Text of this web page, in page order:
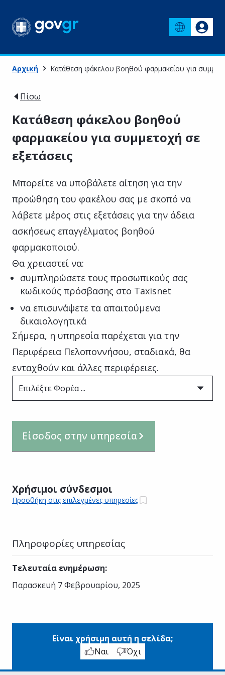
Αρχική Κατάθεση φάκελου βοηθού φαρμακείου για
Πίσω
Κατάθεση φάκελου βοηθού
φαρμακείου για συμμετοχή σε
εξετάσεις
Μπορείτε να υποβάλετε αίτηση για την
προώθηση του φακέλου σας με σκοπό να
λάβετε μέρος στις εξετάσεις για την άδεια
ασκήσεως επαγγέλματος βοηθού
φαρμακοποιού.
Θα χρειαστεί να:
συμπληρώσετε τους προσωπικούς σας
κωδικούς πρόσβασης στο Taxisnet
να επισυνάψετε τα απαιτούμενα
δικαιολογητικά
Σήμερα, η υπηρεσία παρέχεται για την
Περιφέρεια Πελοποννήσου, σταδιακά, θα
ενταχθούν και άλλες περιφέρειες.
Επιλέξτε Φορέα ...
Είσοδος στην υπηρεσία
Χρήσιμοι σύνδεσμοι
Προσθήκη στις επιλεγμένες υπηρεσίες
Πληροφορίες υπηρεσίας
Τελευταία ενημέρωση:
Παρασκευή 7 Φεβρουαρίου, 2025
Είναι χρήσιμη αυτή η σελίδα;
Ναι
Όχι